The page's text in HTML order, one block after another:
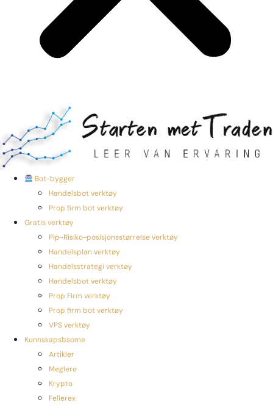
Bot-bygger
Handelsbot verktøy
Prop firm bot verktøy
Gratis verktøy
Pip-Risiko-posisjonsstørrelse verktøy
Handelsplan verktøy
Handelsstrategi verktøy
Handelsbot verktøy
Prop Firm verktøy
Prop firm bot verktøy
VPS verktøy
Kunnskapsbsome
Artikler
Meglere
Krypto
Fellerex